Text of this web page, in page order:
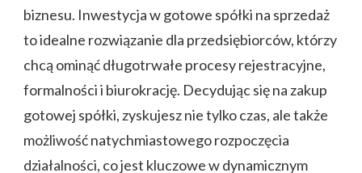
biznesu. Inwestycja w gotowe spółki na sprzedaż
to idealne rozwiązanie dla przedsiębiorców, którzy
chcą ominąć długotrwałe procesy rejestracyjne,
formalności i biurokrację. Decydując się na zakup
gotowej spółki, zyskujesz nie tylko czas, ale także
możliwość natychmiastowego rozpoczęcia
działalności, co jest kluczowe w dynamicznym